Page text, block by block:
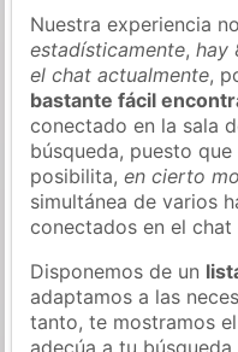
Nuestra experiencia
estadísticamente,hay
el chat actualmente,
bastante fácil
conectado en la sala
búsqueda, puesto
posibilita,en cierto
simultánea de varios
conectados en el chat
Disponemos de un
adaptamos a las
tanto, te mostramos
adecúa a tu búsqueda